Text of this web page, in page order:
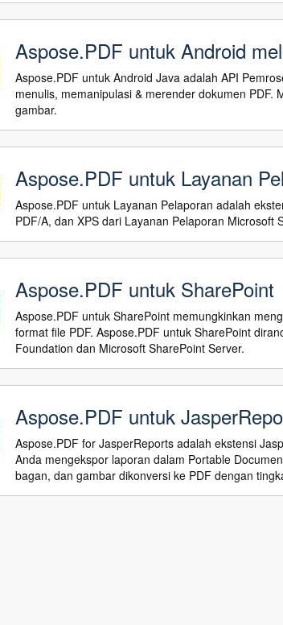
Aspose.PDF untuk Android
Aspose.PDF untuk Android Java adalah API
menulis, memanipulasi & merender dokumen
gambar.
Aspose.PDF untuk Layanan
Aspose.PDF untuk Layanan Pelaporan adalah
PDF/A, dan XPS dari Layanan Pelaporan Microsoft
Aspose.PDF untuk SharePoint
Aspose.PDF untuk SharePoint memungkinkan
format file PDF. Aspose.PDF untuk SharePoint
Foundation dan Microsoft SharePoint Server.
Aspose.PDF untuk
Aspose.PDF for JasperReports adalah ekstensi
Anda mengekspor laporan dalam Portable
bagan, dan gambar dikonversi ke PDF dengan